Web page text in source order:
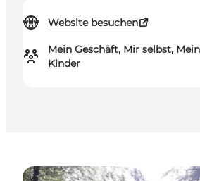
Website besuchen
Mein Geschäft, Mir selbst,
Kinder